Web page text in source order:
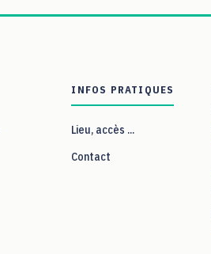
INFOS PRATIQUES
Lieu, accès ...
Contact